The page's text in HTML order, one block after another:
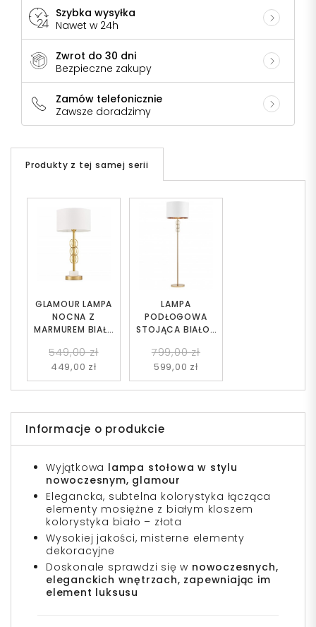
Szybka wysyłka
Nawet w 24h
Zwrot do 30 dni
Bezpieczne zakupy
Zamów telefonicznie
Zawsze doradzimy
Produkty z tej samej serii
LAMPA
PODŁOGOWA
STOJĄCA BIAŁO-
799,00 zł
599,00 zł
GLAMOUR LAMPA
NOCNA Z
MARMUREM BIAŁA
549,00 zł
449,00 zł
Informacje o produkcie
Wyjątkowa lampa stołowa w stylu
nowoczesnym, glamour
Elegancka, subtelna kolorystyka łącząca
elementy mosiężne z białym kloszem
kolorystyka biało – złota
Wysokiej jakości, misterne elementy
dekoracyjne
Doskonale sprawdzi się w nowoczesnych,
eleganckich wnętrzach, zapewniając im
element luksusu